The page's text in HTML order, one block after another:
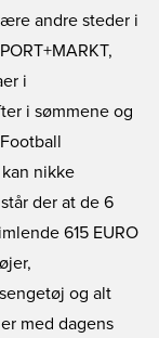
andre steder i
i
i sømmene og
nikke
der at de 6
615 EURO
og alt
med dagens